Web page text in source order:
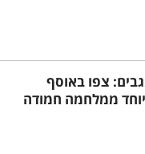
צפו באוסף
ממלחמה חמודה